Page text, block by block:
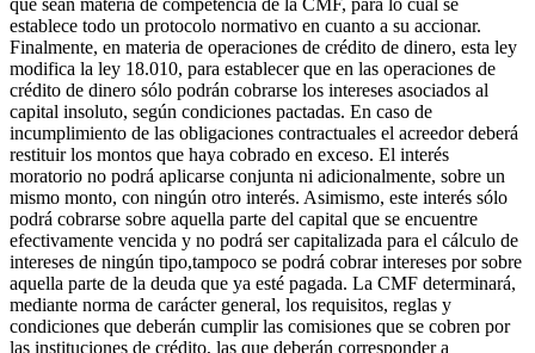
que sean materia de competencia de la CMF, para lo cual se
establece todo un protocolo normativo en cuanto a su accionar.
Finalmente, en materia de operaciones de crédito de dinero, esta ley
modifica la ley 18.010, para establecer que en las operaciones de
crédito de dinero sólo podrán cobrarse los intereses asociados al
capital insoluto, según condiciones pactadas. En caso de
incumplimiento de las obligaciones contractuales el acreedor deberá
restituir los montos que haya cobrado en exceso. El interés
moratorio no podrá aplicarse conjunta ni adicionalmente, sobre un
mismo monto, con ningún otro interés. Asimismo, este interés sólo
podrá cobrarse sobre aquella parte del capital que se encuentre
efectivamente vencida y no podrá ser capitalizada para el cálculo de
intereses de ningún tipo,tampoco se podrá cobrar intereses por sobre
aquella parte de la deuda que ya esté pagada. La CMF determinará,
mediante norma de carácter general, los requisitos, reglas y
condiciones que deberán cumplir las comisiones que se cobren por
las instituciones de crédito, las que deberán corresponder a